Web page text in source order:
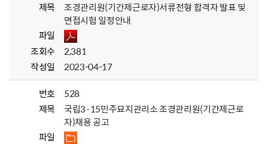
제목
조경관리원(기간제근로자)서류전형 합격자 발표 및
면접시험 일정안내
파일
조회수
2,381
작성일
2023-04-17
번호
528
제목
국립3·15민주묘지관리소 조경관리원(기간제근로
자)채용 공고
파일